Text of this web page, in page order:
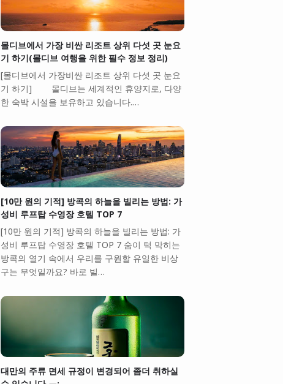
몰디브에서 가장 비싼 리조트 상위 다섯 곳 눈요
기 하기(몰디브 여행을 위한 필수 정보 정리)
[몰디브에서 가장비싼 리조트 상위 다섯 곳 눈요
기 하기] 몰디브는 세계적인 휴양지로, 다양
한 숙박 시설을 보유하고 있습니다.…
[10만 원의 기적] 방콕의 하늘을 빌리는 방법: 가
성비 루프탑 수영장 호텔 TOP 7
[10만 원의 기적] 방콕의 하늘을 빌리는 방법: 가
성비 루프탑 수영장 호텔 TOP 7 숨이 턱 막히는
방콕의 열기 속에서 우리를 구원할 유일한 비상
구는 무엇일까요? 바로 빌…
대만의 주류 면세 규정이 변경되어 좀더 취하실